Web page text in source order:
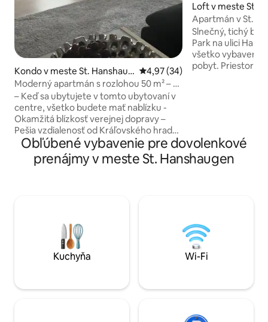
Kondo v meste St. Hanshaug
en
Priemerné ohodnotenie 4,97
4,97 (34)
Moderný apartmán s rozlohou 50 m² – v
samom centre, ale tichý
– Keď sa ubytujete v tomto ubytovaní v
centre, všetko budete mať nablízku -
Okamžitá blízkosť verejnej dopravy –
Pešia vzdialenosť od Kráľovského hradu,
obchodov a služieb – Apartmán má
samostatnú kuchyňu, chodbu a
priestrannú izbu, ktorá slúži ako
na 2 jednolôžka Parkovanie je možné
pridať za 200 NOK na deň – vyžiadajte si
ho v dostatočnom predstihu minimálne
na 7 dní Čiastočný prenájom – využíva sa
Loft v meste St.
Apartmán v
Slnečný, tichý
Park na ulici
všetko
pobyt. Priestor s veľkou spálňou,
výťah a zadný
poflakovať. K
parkovanie na ulici. Všetko
Obľúbené vybavenie pre dovolenkové
prenájmy v meste St. Hanshaugen
Kuchyňa Wi-Fi